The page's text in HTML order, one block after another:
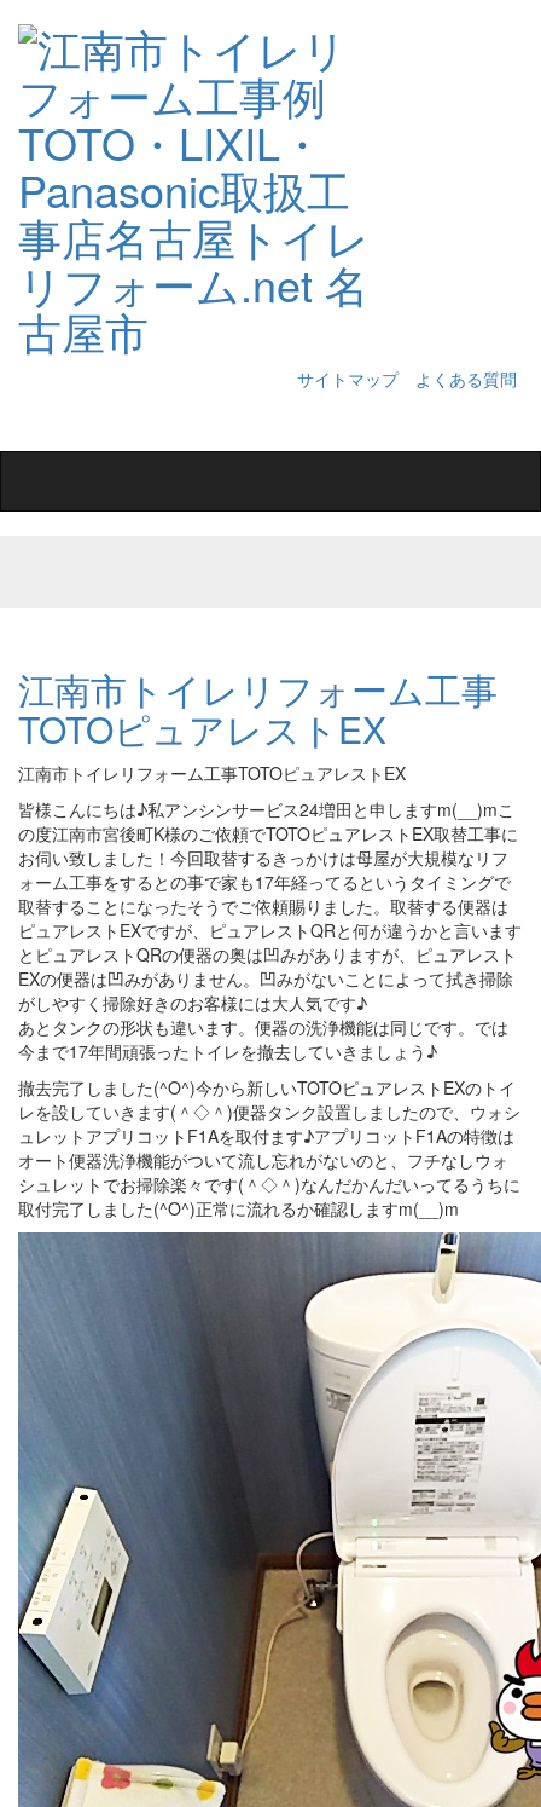
サイトマップ
よくある質問
江南市トイレリフォーム工事
TOTOピュアレストEX
江南市トイレリフォーム工事TOTOピュアレストEX
皆様こんにちは♪私アンシンサービス24増田と申しますm(__)mこ
の度江南市宮後町K様のご依頼でTOTOピュアレストEX取替工事に
お伺い致しました！今回取替するきっかけは母屋が大規模なリフ
ォーム工事をするとの事で家も17年経ってるというタイミングで
取替することになったそうでご依頼賜りました。取替する便器は
ピュアレストEXですが、ピュアレストQRと何が違うかと言います
とピュアレストQRの便器の奥は凹みがありますが、ピュアレスト
EXの便器は凹みがありません。凹みがないことによって拭き掃除
がしやすく掃除好きのお客様には大人気です♪
あとタンクの形状も違います。便器の洗浄機能は同じです。では
今まで17年間頑張ったトイレを撤去していきましょう♪
撤去完了しました(^O^)今から新しいTOTOピュアレストEXのトイ
レを設していきます(＾◇＾)便器タンク設置しましたので、ウォシ
ュレットアプリコットF1Aを取付ます♪アプリコットF1Aの特徴は
オート便器洗浄機能がついて流し忘れがないのと、フチなしウォ
シュレットでお掃除楽々です(＾◇＾)なんだかんだいってるうちに
取付完了しました(^O^)正常に流れるか確認しますm(__)m